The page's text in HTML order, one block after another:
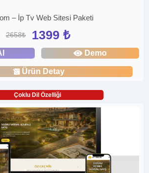
– İp Tv Web Sitesi Paketi
2658₺ 1399 ₺
Demo
Ürün Detay
Çoklu Dil Özelliği